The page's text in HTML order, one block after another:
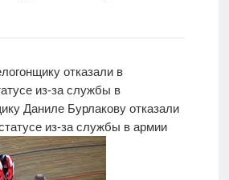
отказали в
из-за службы в
Даниле Бурлакову отказали
из-за службы в армии